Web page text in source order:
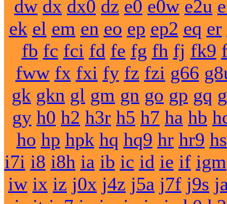
dw dx dx0 dz e0 e0w e2u
ek el em en eo ep ep2 eq er
fb fc fci fd fe fg fh fj fk9
fww fx fxi fy fz fzi g66
gk gkn gl gm gn go gp gq
gy h0 h2 h3r h5 h7 ha hb
ho hp hpk hq hq9 hr hr9 hs
i7i i8 i8h ia ib ic id ie if igm
iw ix iz j0x j4z j5a j7f j9s